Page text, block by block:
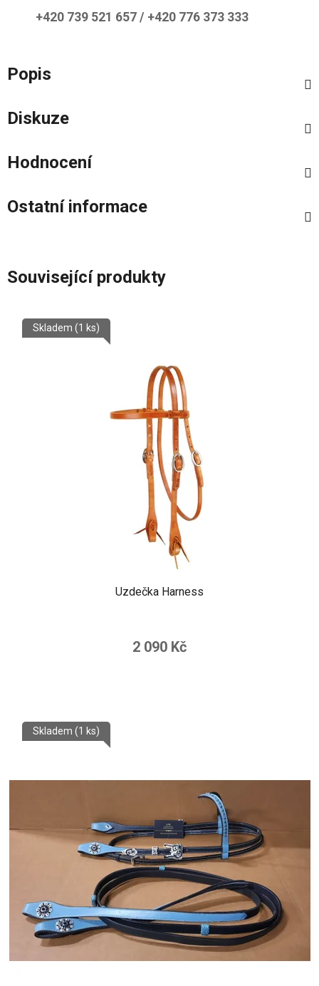
+420 739 521 657 / +420 776 373 333
Popis
Diskuze
Hodnocení
Ostatní informace
Související produkty
Uzdečka Harness
Skladem (1 ks)
2 090 Kč
Skladem (1 ks)